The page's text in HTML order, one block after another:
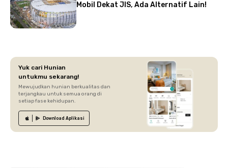
Mobil Dekat JIS, Ada Alternatif Lain!
Yuk cari Hunian
untukmu sekarang!
Mewujudkan hunian berkualitas dan
terjangkau untuk semua orang di
setiap fase kehidupan.
Download Aplikasi